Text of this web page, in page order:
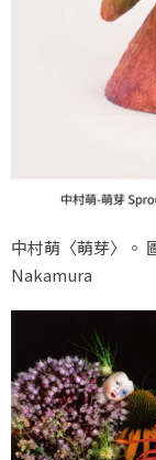
中村萌〈萌芽〉。
Nakamura